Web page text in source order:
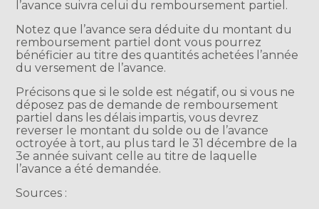
l’avance suivra celui du remboursement partiel.
Notez que l’avance sera déduite du montant du
remboursement partiel dont vous pourrez
bénéficier au titre des quantités achetées l’année
du versement de l’avance.
Précisons que si le solde est négatif, ou si vous ne
déposez pas de demande de remboursement
partiel dans les délais impartis, vous devrez
reverser le montant du solde ou de l’avance
octroyée à tort, au plus tard le 31 décembre de la
3e année suivant celle au titre de laquelle
l’avance a été demandée.
Sources :